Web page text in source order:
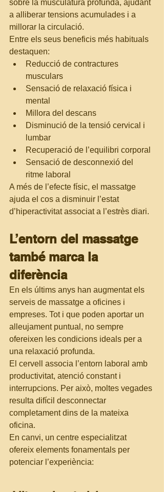
sobre la musculatura profunda, ajudant
a alliberar tensions acumulades i a
millorar la circulació.
Entre els seus beneficis més habituals
destaquen:
Reducció de contractures
musculars
Sensació de relaxació física i
mental
Millora del descans
Disminució de la tensió cervical i
lumbar
Recuperació de l’equilibri corporal
Sensació de desconnexió del
ritme laboral
A més de l’efecte físic, el massatge
ajuda el cos a disminuir l’estat
d’hiperactivitat associat a l’estrès diari.
L’entorn del massatge
també marca la
diferència
En els últims anys han augmentat els
serveis de massatge a oficines i
empreses. Tot i que poden aportar un
alleujament puntual, no sempre
ofereixen les condicions ideals per a
una relaxació profunda.
El cervell associa l’entorn laboral amb
productivitat, atenció constant i
interrupcions. Per això, moltes vegades
resulta difícil desconnectar
completament dins de la mateixa
oficina.
En canvi, un centre especialitzat
ofereix elements fonamentals per
potenciar l’experiència: